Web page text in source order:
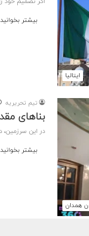
ایتالیا
بیشتر
همدان
تیم تحریریه
بناهای
در این سرزمین،
بیشتر